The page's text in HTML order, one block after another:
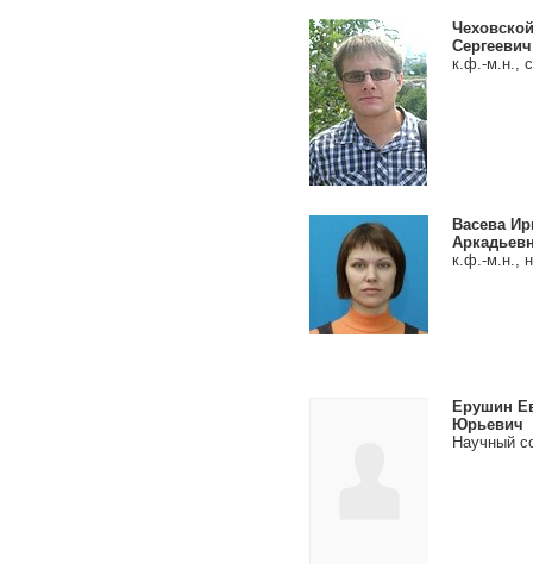
Сергеевич
к.ф.-м.н.,
Васева
к.ф.-м.н.,
Ерушин
Юрьевич
Научный